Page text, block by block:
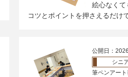
絵心なくて
コツとポイントを押さえるだけで
公開日：
シニ
筆ペンアート